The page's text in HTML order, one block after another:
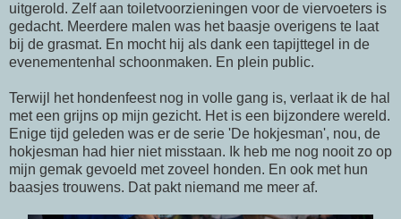
uitgerold. Zelf aan toiletvoorzieningen voor de viervoeters is
gedacht. Meerdere malen was het baasje overigens te laat
bij de grasmat. En mocht hij als dank een tapijttegel in de
evenementenhal schoonmaken. En plein public.
Terwijl het hondenfeest nog in volle gang is, verlaat ik de hal
met een grijns op mijn gezicht. Het is een bijzondere wereld.
Enige tijd geleden was er de serie 'De hokjesman', nou, de
hokjesman had hier niet misstaan. Ik heb me nog nooit zo op
mijn gemak gevoeld met zoveel honden. En ook met hun
baasjes trouwens. Dat pakt niemand me meer af.